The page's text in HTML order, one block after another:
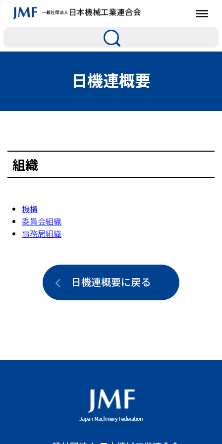
日機連概要
組織
機構
委員会組織
事務局組織
日機連概要に戻る